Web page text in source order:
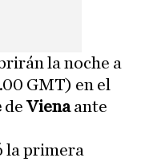
la noche a
GMT) en el
deVienaante
la primera